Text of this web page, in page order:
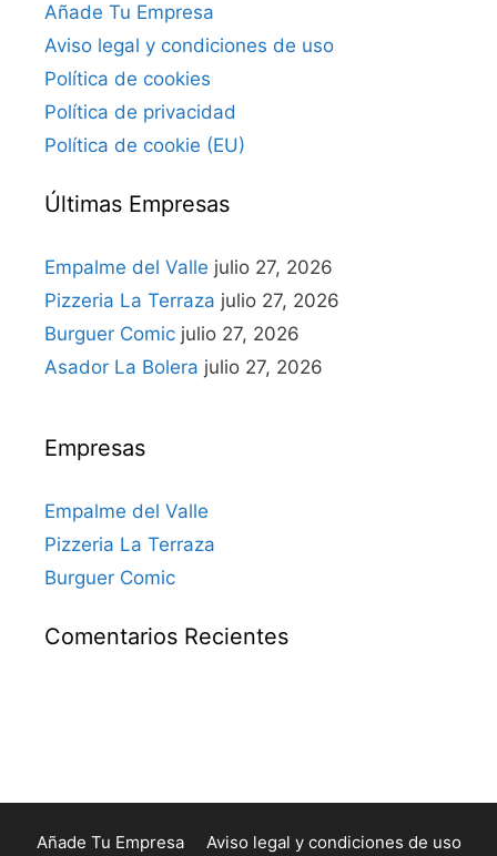
Añade Tu Empresa
Aviso legal y condiciones de uso
Política de cookies
Política de privacidad
Política de cookie (EU)
Últimas Empresas
Empalme del Valle julio 27, 2026
Pizzeria La Terraza julio 27, 2026
Burguer Comic julio 27, 2026
Asador La Bolera julio 27, 2026
Empresas
Empalme del Valle
Pizzeria La Terraza
Burguer Comic
Comentarios Recientes
Añade Tu Empresa Aviso legal y condiciones de uso